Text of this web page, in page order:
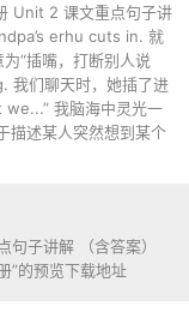
Unit 2 课文重点句子讲
erhu cuts in. 就
“插嘴，打断别人说
们聊天时，她插了进
我脑海中灵光一
描述某人突然想到某个
子讲解 （含答案）
”的预览下载地址